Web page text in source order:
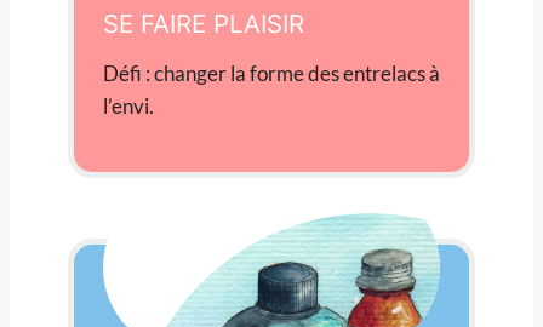
SE FAIRE PLAISIR
Défi : changer la forme des entrelacs à
l’envi.